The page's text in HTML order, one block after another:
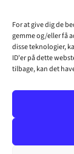
For at give dig de
gemme og/eller få
disse teknologier,
ID'er på dette
tilbage, kan det